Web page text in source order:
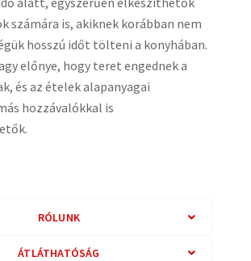
számára is, akiknek korábban nem
hosszú időt tölteni a konyhában.
előnye, hogy teret engednek a
és az ételek alapanyagai
hozzávalókkal is
RÓLUNK
ÁTLÁTHATÓSÁG